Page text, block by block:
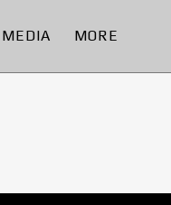
MORE